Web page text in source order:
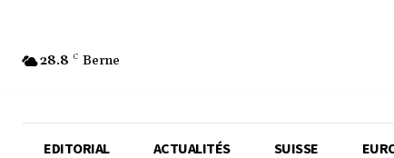
28.8 C Berne
EDITORIAL ACTUALITÉS SUISSE